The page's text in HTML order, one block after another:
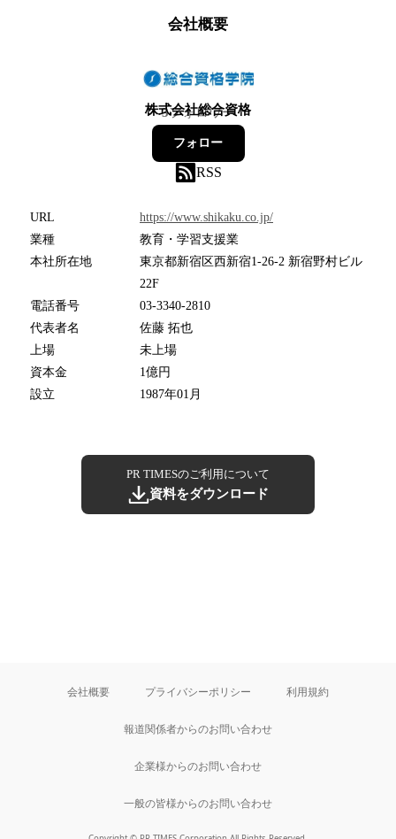
会社概要
株式会社総合資格
3フォロワー
フォロー
RSS
URL
https://www.shikaku.co.jp/
業種
教育・学習支援業
本社所在地
東京都新宿区西新宿1-26-2 新宿野村ビル
22F
電話番号
03-3340-2810
代表者名
佐藤 拓也
上場
未上場
資本金
1億円
設立
1987年01月
PR TIMESのご利用について
資料をダウンロード
会社概要 プライバシーポリシー 利用規約
報道関係者からのお問い合わせ
企業様からのお問い合わせ
一般の皆様からのお問い合わせ